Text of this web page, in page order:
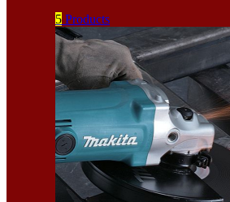
5 Products